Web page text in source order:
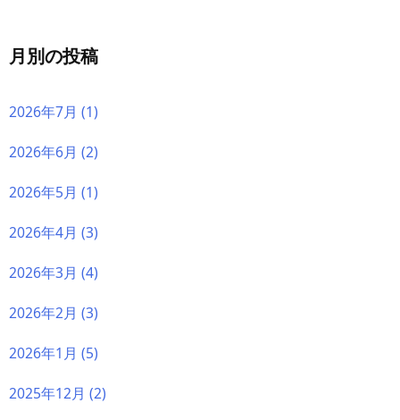
月別の投稿
2026年7月 (1)
2026年6月 (2)
2026年5月 (1)
2026年4月 (3)
2026年3月 (4)
2026年2月 (3)
2026年1月 (5)
2025年12月 (2)